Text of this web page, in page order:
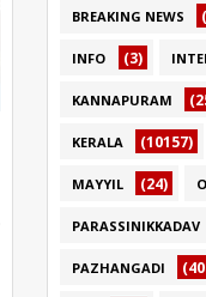
BREAKING NEWS
INFO (3)
KANNAPURAM
KERALA (10157)
MAYYIL (24)
PARASSINIKKADAV
PAZHANGADI